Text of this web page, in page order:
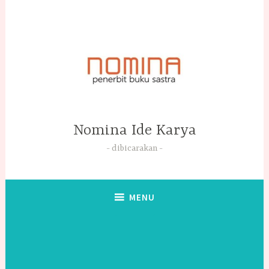
Nomina Ide Karya
dibicarakan
MENU